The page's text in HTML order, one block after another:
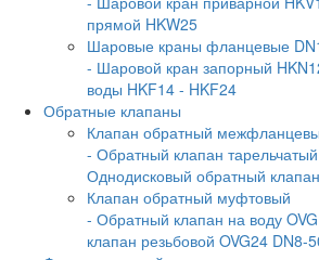
прямой HKW25
Шаровые краны фланцевые
- Шаровой кран запорный
воды HKF14 - HKF24
Обратные клапаны
Клапан обратный
- Обратный клапан
Однодисковый обратный
Клапан обратный муфтовый
- Обратный клапан на воду
клапан резьбовой OVG24 DN8-